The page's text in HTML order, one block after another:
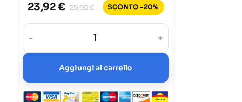
23,92 € 29,90 € SCONTO -20%
- +
Aggiungi al carrello